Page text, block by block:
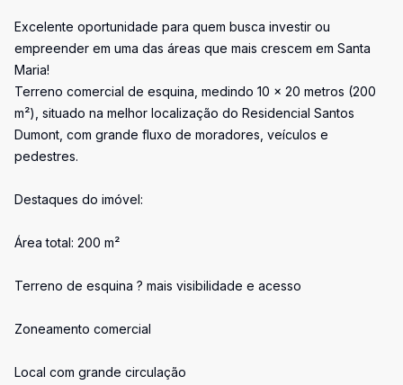
Excelente oportunidade para quem busca investir ou
empreender em uma das áreas que mais crescem em Santa
Maria!
Terreno comercial de esquina, medindo 10 x 20 metros (200
m²), situado na melhor localização do Residencial Santos
Dumont, com grande fluxo de moradores, veículos e
pedestres.
Destaques do imóvel:
Área total: 200 m²
Terreno de esquina ? mais visibilidade e acesso
Zoneamento comercial
Local com grande circulação